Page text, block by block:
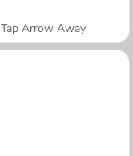
Tap Arrow Away